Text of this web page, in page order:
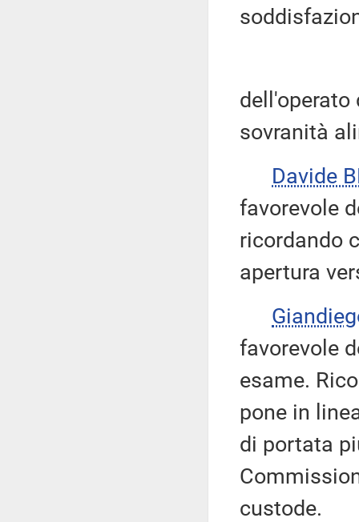
sovranità
Davide
favorevole
ricordando
apertura
favorevole
esame.
pone in
di portata
custode.